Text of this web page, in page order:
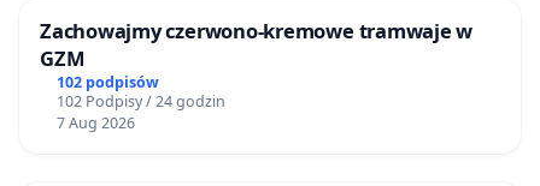
Zachowajmy czerwono-kremowe tramwaje w
GZM
102 podpisów
102 Podpisy / 24 godzin
7 Aug 2026